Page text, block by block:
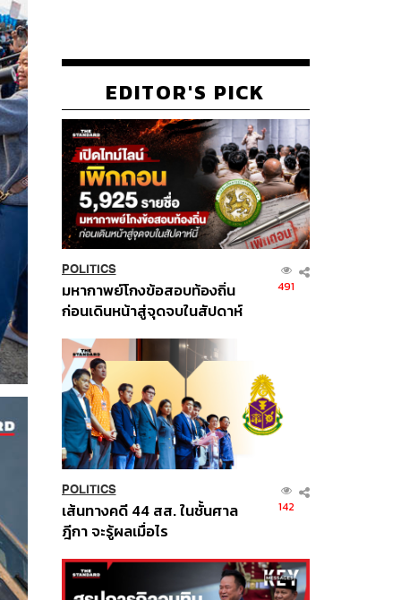
EDITOR'S PICK
POLITICS
มหากาพย์โกงข้อสอบท้องถิ่น
ก่อนเดินหน้าสู่จุดจบในสัปดาห์
491
POLITICS
เส้นทางคดี 44 สส. ในชั้นศาล
ฎีกา จะรู้ผลเมื่อไร
142